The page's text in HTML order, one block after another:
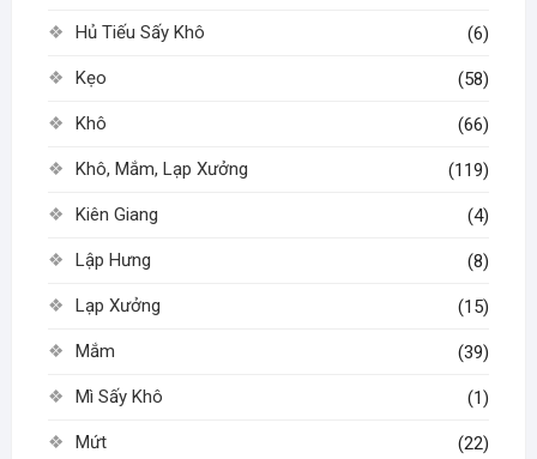
Hủ Tiếu Sấy Khô (6)
Kẹo (58)
Khô (66)
Khô, Mắm, Lạp Xưởng (119)
Kiên Giang (4)
Lập Hưng (8)
Lạp Xưởng (15)
Mắm (39)
Mì Sấy Khô (1)
Mứt (22)